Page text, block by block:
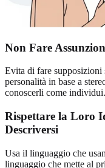
Non Fare
Evita di fare supposizioni
personalità in base a
conoscerli come individui.
Rispettare la Loro
Descriversi
Usa il linguaggio che
linguaggio che mette al